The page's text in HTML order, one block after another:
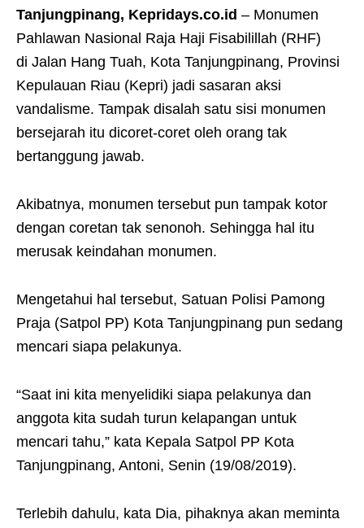
Tanjungpinang, Kepridays.co.id – Monumen
Pahlawan Nasional Raja Haji Fisabilillah (RHF)
di Jalan Hang Tuah, Kota Tanjungpinang, Provinsi
Kepulauan Riau (Kepri) jadi sasaran aksi
vandalisme. Tampak disalah satu sisi monumen
bersejarah itu dicoret-coret oleh orang tak
bertanggung jawab.
Akibatnya, monumen tersebut pun tampak kotor
dengan coretan tak senonoh. Sehingga hal itu
merusak keindahan monumen.
Mengetahui hal tersebut, Satuan Polisi Pamong
Praja (Satpol PP) Kota Tanjungpinang pun sedang
mencari siapa pelakunya.
“Saat ini kita menyelidiki siapa pelakunya dan
anggota kita sudah turun kelapangan untuk
mencari tahu,” kata Kepala Satpol PP Kota
Tanjungpinang, Antoni, Senin (19/08/2019).
Terlebih dahulu, kata Dia, pihaknya akan meminta